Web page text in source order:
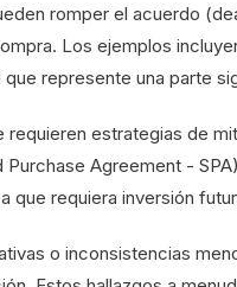
romper el acuerdo
Los ejemplos
represente una parte
requieren estrategias de
Agreement -
que requiera inversión
o inconsistencias